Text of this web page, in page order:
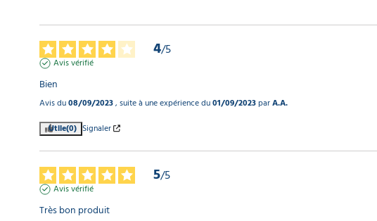
4/5
Avis vérifié
Bien
Avis du08/09/2023, suite à une expérience du01/09/2023parA.A.
Utile(0) Signaler
5/5
Avis vérifié
Très bon produit